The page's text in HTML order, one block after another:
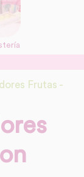
Frutas -